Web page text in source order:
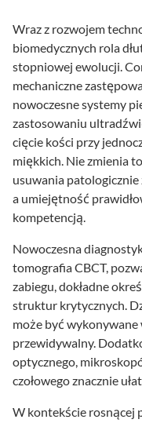
Wraz z rozwojem
biomedycznych rola
stopniowej ewolucji.
mechaniczne
nowoczesne systemy
zastosowaniu
cięcie kości przy
miękkich. Nie zmienia
usuwania
a umiejętność
kompetencją.
Nowoczesna
tomografia CBCT,
zabiegu, dokładne
struktur krytycznych.
może być wykonywane
przewidywalny.
optycznego,
czołowego znacznie
W kontekście rosnącej